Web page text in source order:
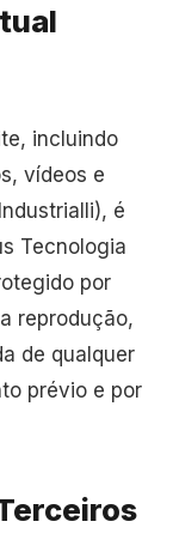
incluindo
vídeos e
é
Tecnologia
por
reprodução,
de qualquer
prévio e por